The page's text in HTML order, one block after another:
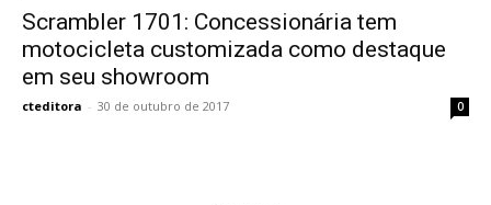
Scrambler 1701: Concessionária tem
motocicleta customizada como destaque
em seu showroom
cteditora - 30 de outubro de 2017 0